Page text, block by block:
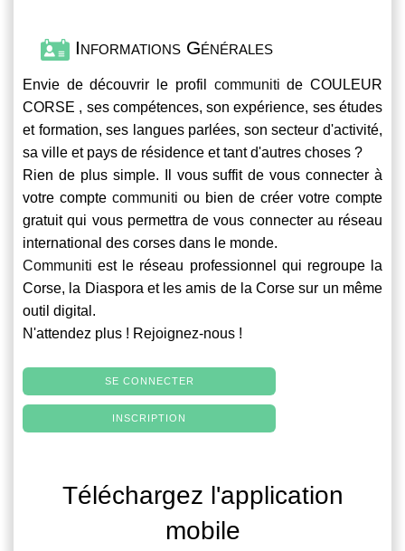
Informations Générales
Envie de découvrir le profil communiti de COULEUR
CORSE , ses compétences, son expérience, ses études
et formation, ses langues parlées, son secteur d'activité,
sa ville et pays de résidence et tant d'autres choses ?
Rien de plus simple. Il vous suffit de vous connecter à
votre compte communiti ou bien de créer votre compte
gratuit qui vous permettra de vous connecter au réseau
international des corses dans le monde.
Communiti est le réseau professionnel qui regroupe la
Corse, la Diaspora et les amis de la Corse sur un même
outil digital.
N'attendez plus ! Rejoignez-nous !
SE CONNECTER
INSCRIPTION
Téléchargez l'application
mobile